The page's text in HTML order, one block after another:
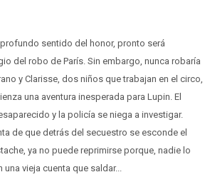
sentido del honor, pronto será
del robo de París. Sin embargo, nunca robaría
y Clarisse, dos niños que trabajan en el circo,
una aventura inesperada para Lupin. El
y la policía se niega a investigar.
de que detrás del secuestro se esconde el
ya no puede reprimirse porque, nadie lo
vieja cuenta que saldar...